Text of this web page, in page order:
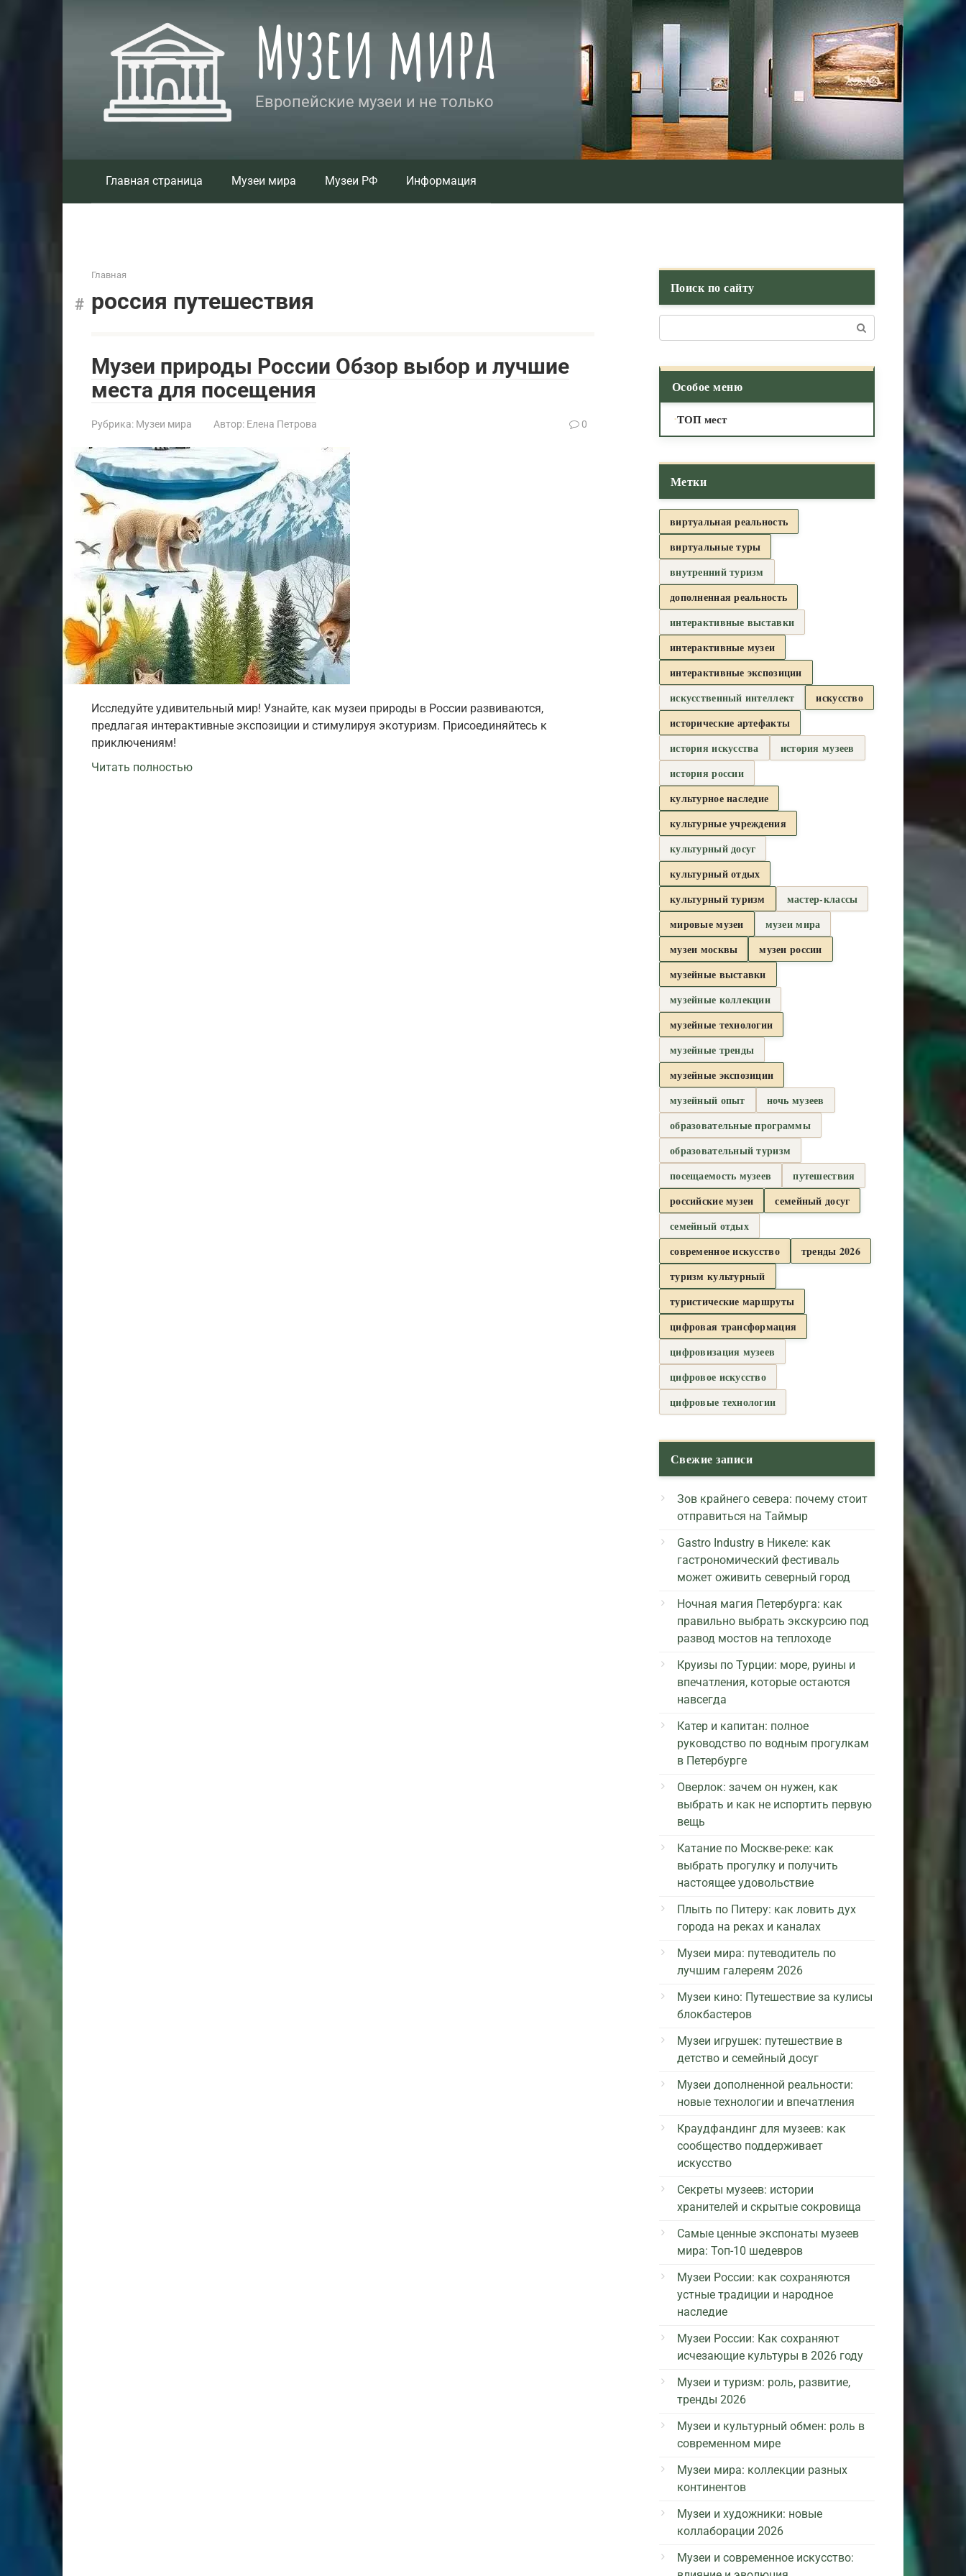
Музеи мира
Европейские музеи и не только
Главная страница Музеи мира Музеи РФ Информация
Главная
россия путешествия
Музеи природы России Обзор выбор и лучшие
места для посещения
Рубрика: Музеи мира Автор: Елена Петрова 0
Исследуйте удивительный мир! Узнайте, как музеи природы в России развиваются,
предлагая интерактивные экспозиции и стимулируя экотуризм. Присоединяйтесь к
приключениям!
Читать полностью
Поиск по сайту
Особое меню
ТОП мест
Метки
виртуальная реальность
виртуальные туры
внутренний туризм
дополненная реальность
интерактивные выставки
интерактивные музеи
интерактивные экспозиции
искусственный интеллект
искусство
исторические артефакты
история искусства
история музеев
история россии
культурное наследие
культурные учреждения
культурный досуг
культурный отдых
культурный туризм
мастер-классы
мировые музеи
музеи мира
музеи москвы
музеи россии
музейные выставки
музейные коллекции
музейные технологии
музейные тренды
музейные экспозиции
музейный опыт
ночь музеев
образовательные программы
образовательный туризм
посещаемость музеев
путешествия
российские музеи
семейный досуг
семейный отдых
современное искусство
тренды 2026
туризм культурный
туристические маршруты
цифровая трансформация
цифровизация музеев
цифровое искусство
цифровые технологии
Свежие записи
Зов крайнего севера: почему стоит
отправиться на Таймыр
Gastro Industry в Никеле: как
гастрономический фестиваль
может оживить северный город
Ночная магия Петербурга: как
правильно выбрать экскурсию под
развод мостов на теплоходе
Круизы по Турции: море, руины и
впечатления, которые остаются
навсегда
Катер и капитан: полное
руководство по водным прогулкам
в Петербурге
Оверлок: зачем он нужен, как
выбрать и как не испортить первую
вещь
Катание по Москве-реке: как
выбрать прогулку и получить
настоящее удовольствие
Плыть по Питеру: как ловить дух
города на реках и каналах
Музеи мира: путеводитель по
лучшим галереям 2026
Музеи кино: Путешествие за кулисы
блокбастеров
Музеи игрушек: путешествие в
детство и семейный досуг
Музеи дополненной реальности:
новые технологии и впечатления
Краудфандинг для музеев: как
сообщество поддерживает
искусство
Секреты музеев: истории
хранителей и скрытые сокровища
Самые ценные экспонаты музеев
мира: Топ-10 шедевров
Музеи России: как сохраняются
устные традиции и народное
наследие
Музеи России: Как сохраняют
исчезающие культуры в 2026 году
Музеи и туризм: роль, развитие,
тренды 2026
Музеи и культурный обмен: роль в
современном мире
Музеи мира: коллекции разных
континентов
Музеи и художники: новые
коллаборации 2026
Музеи и современное искусство: